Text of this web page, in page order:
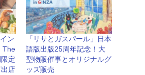
ン
The
定
店
「リサとガスパール」日本
語版出版25周年記念！大
型物販催事とオリジナルグ
ッズ販売